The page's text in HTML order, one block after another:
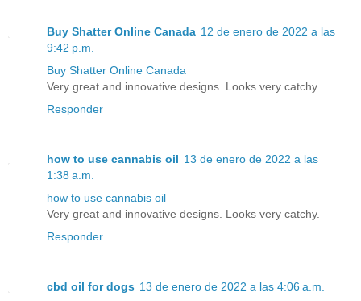
Buy Shatter Online Canada 12 de enero de 2022 a las
9:42 p.m.
Buy Shatter Online Canada
Very great and innovative designs. Looks very catchy.
Responder
how to use cannabis oil 13 de enero de 2022 a las
1:38 a.m.
how to use cannabis oil
Very great and innovative designs. Looks very catchy.
Responder
cbd oil for dogs 13 de enero de 2022 a las 4:06 a.m.